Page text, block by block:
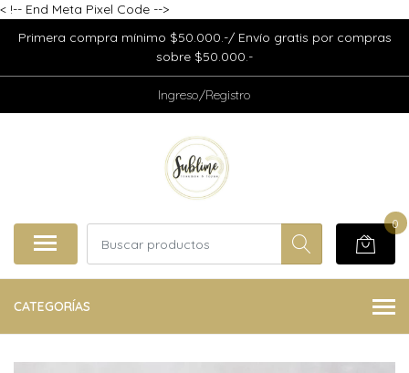
< !-- End Meta Pixel Code -->
Primera compra mínimo $50.000.-/ Envío gratis por compras
sobre $50.000.-
Ingreso/Registro
0
CATEGORÍAS